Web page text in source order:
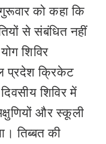
को कहा कि
से संबंधित नहीं
शिविर
प्रदेश क्रिकेट
शिविर में
और स्कूली
तिब्बत की